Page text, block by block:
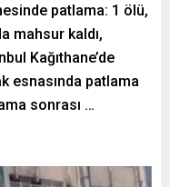
patlama: 1 ölü,
mahsur kaldı,
Kağıthane’de
esnasında patlama
sonrası …